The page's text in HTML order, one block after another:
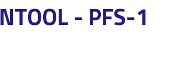
- PFS-1